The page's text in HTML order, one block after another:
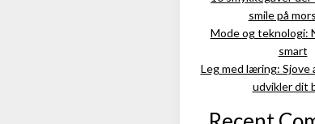
smile på
Mode og teknologi:
smart
Leg med læring:
udvikler dit